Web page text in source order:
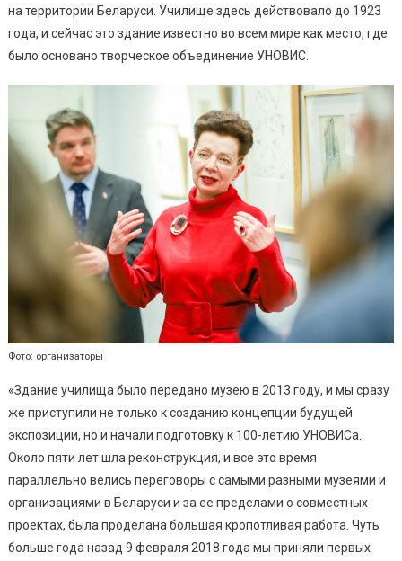
на территории Беларуси. Училище здесь действовало до 1923
года, и сейчас это здание известно во всем мире как место, где
было основано творческое объединение УНОВИС.
Фото: организаторы
«Здание училища было передано музею в 2013 году, и мы сразу
же приступили не только к созданию концепции будущей
экспозиции, но и начали подготовку к 100-летию УНОВИСа.
Около пяти лет шла реконструкция, и все это время
параллельно велись переговоры с самыми разными музеями и
организациями в Беларуси и за ее пределами о совместных
проектах, была проделана большая кропотливая работа. Чуть
больше года назад 9 февраля 2018 года мы приняли первых